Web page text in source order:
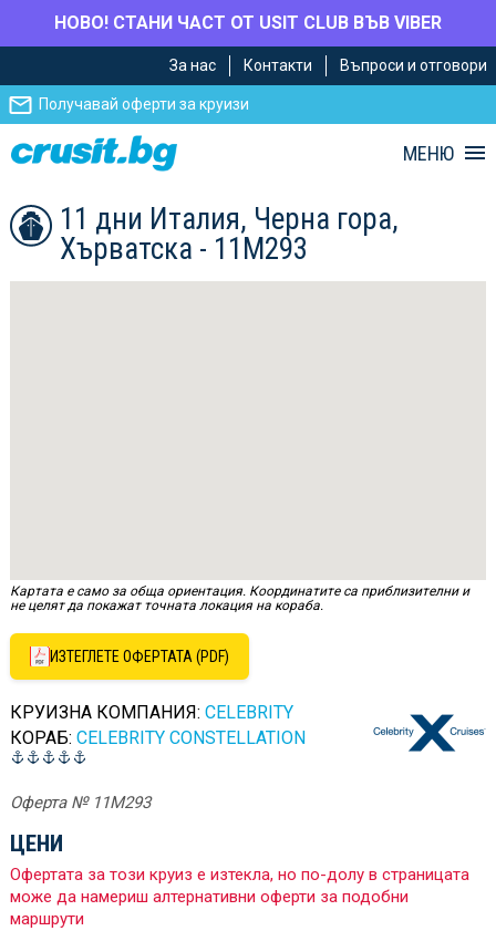
НОВО! СТАНИ ЧАСТ ОТ USIT CLUB ВЪВ VIBER
главното
съдържание
Навигацията
За нас Контакти Въпроси и отговори
Получавай оферти за круизи
МЕНЮ
11 дни Италия, Черна гора,
Хърватска - 11M293
Картата е само за обща ориентация. Координатите са приблизителни и
не целят да покажат точната локация на кораба.
ИЗТЕГЛЕТЕ ОФЕРТАТА (PDF)
КРУИЗНА КОМПАНИЯ: CELEBRITY
КОРАБ: CELEBRITY CONSTELLATION
Оферта № 11M293
ЦЕНИ
Офертата за този круиз е изтекла, но по-долу в страницата
може да намериш алтернативни оферти за подобни
маршрути